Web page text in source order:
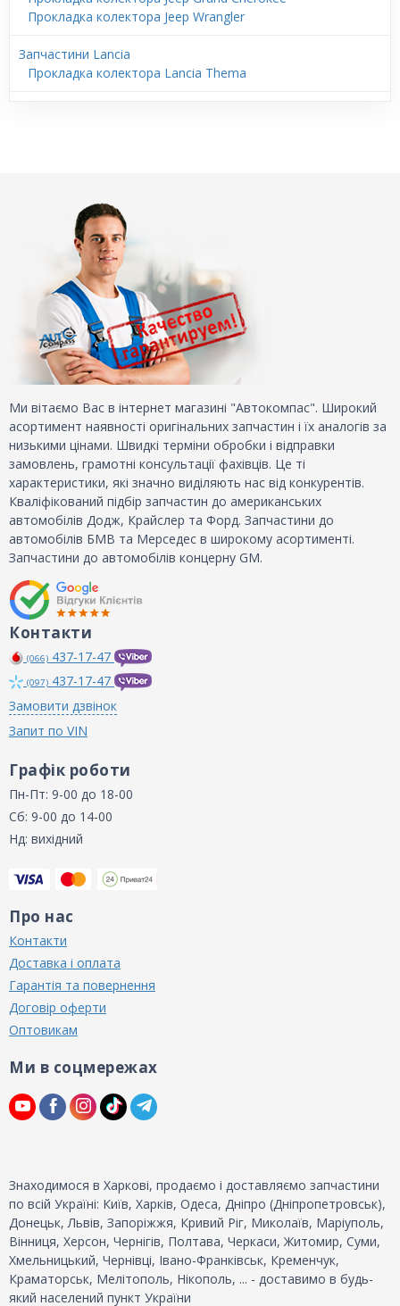
Прокладка колектора Jeep Wrangler
Запчастини Lancia
Прокладка колектора Lancia Thema
Ми вітаємо Вас в інтернет магазині "Автокомпас". Широкий
асортимент наявності оригінальних запчастин і їх аналогів за
низькими цінами. Швидкі терміни обробки і відправки
замовлень, грамотні консультації фахівців. Це ті
характеристики, які значно виділяють нас від конкурентів.
Кваліфікований підбір запчастин до американських
автомобілів Додж, Крайслер та Форд. Запчастини до
автомобілів БМВ та Мерседес в широкому асортименті.
Запчастини до автомобілів концерну GM.
Контакти
(066) 437-17-47
(097) 437-17-47
Замовити дзвінок
Запит по VIN
Графік роботи
Пн-Пт: 9-00 до 18-00
Сб: 9-00 до 14-00
Нд: вихідний
Про нас
Контакти
Доставка і оплата
Гарантія та повернення
Договір оферти
Оптовикам
Ми в соцмережах
Знаходимося в Харкові, продаємо і доставляємо запчастини
по всій Україні: Київ, Харків, Одеса, Дніпро (Дніпропетровськ),
Донецьк, Львів, Запоріжжя, Кривий Ріг, Миколаїв, Маріуполь,
Вінниця, Херсон, Чернігів, Полтава, Черкаси, Житомир, Суми,
Хмельницький, Чернівці, Івано-Франківськ, Кременчук,
Краматорськ, Мелітополь, Нікополь, ... - доставимо в будь-
який населений пункт України